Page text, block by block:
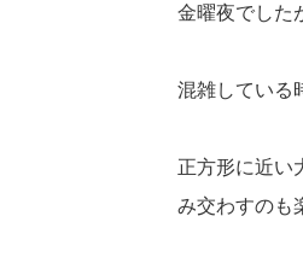
金曜夜でした
混雑している
正方形に近い
み交わすのも